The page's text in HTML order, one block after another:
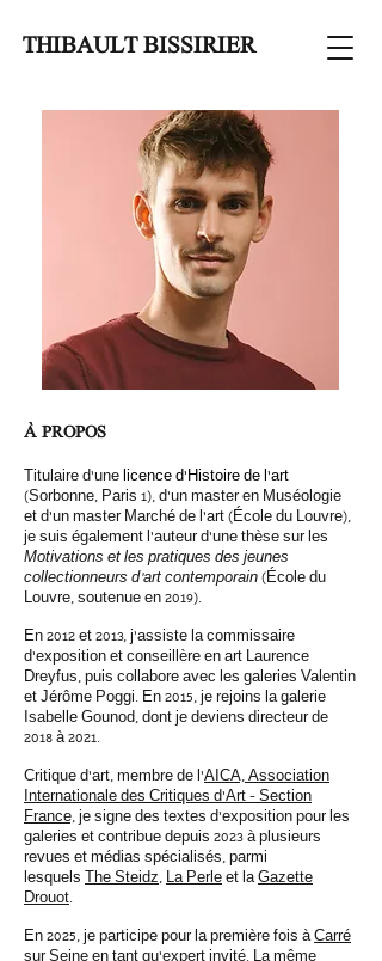
THIBAULT BISSIRIER
À PROPOS
Titulaire d’une licence d’Histoire de l’art
(Sorbonne, Paris 1), d’un master en Muséologie
et d’un master Marché de l’art (École du Louvre),
je suis également l’auteur d’une thèse sur les
Motivations et les pratiques des jeunes
collectionneurs d’art contemporain (École du
Louvre, soutenue en 2019).
En 2012 et 2013, j’assiste la commissaire
d’exposition et conseillère en art Laurence
Dreyfus, puis collabore avec les galeries Valentin
et Jérôme Poggi. En 2015, je rejoins la galerie
Isabelle Gounod, dont je deviens directeur de
2018 à 2021.
Critique d'art, membre de l'AICA, Association
Internationale des Critiques d'Art - Section
France, je signe des textes d'exposition pour les
galeries et contribue depuis 2023 à plusieurs
revues et médias spécialisés, parmi
lesquels The Steidz, La Perle et laGazette
Drouot.
En 2025, je participe pour la première fois àCarré